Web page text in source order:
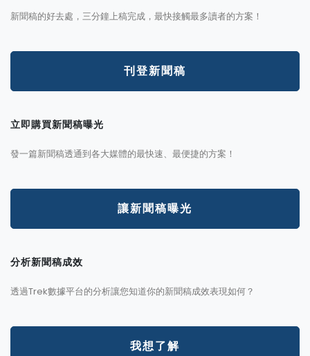
新聞稿的好去處，三分鐘上稿完成，最快接觸最多讀者的方案！
刊登新聞稿
立即購買新聞稿曝光
發一篇新聞稿透通到各大媒體的最快速、最便捷的方案！
讓新聞稿曝光
分析新聞稿成效
透過Trek數據平台的分析讓您知道你的新聞稿成效表現如何？
我想了解